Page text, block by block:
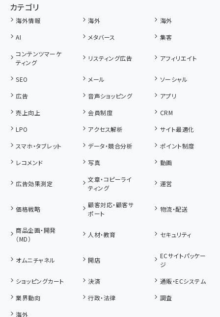
カテゴリ
海外情報 海外
海外
AI
メタバース
集客
コンテンツマーケ
ティング
リスティング広告 アフィリエイト
SEO メール
ソーシャル
広告
音声ショッピング
アプリ
売上向上
会員制度
CRM
LPO
アクセス解析
サイト最適化
スマホ・タブレット
データ・競合分析
ポイント制度
レコメンド
写真 動画
広告効果測定
文章・コピーライ
ティング
運営
価格戦略
顧客対応・顧客サ
ポート
物流・配送
商品企画・開発
（MD）
人材・教育 セキュリティ
オムニチャネル 開店
ECサイトパッケー
ジ
ショッピングカート
決済
通販・ECシステム
業界動向
行政・法律
調査
海外